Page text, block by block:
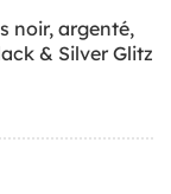
noir, argenté,
& Silver Glitz